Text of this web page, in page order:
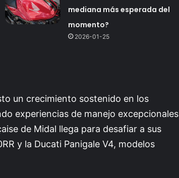
mediana más esperada del
momento?
2026-01-25
un crecimiento sostenido en los
experiencias de manejo excepcionales
de Midal llega para desafiar a sus
y la Ducati Panigale V4, modelos